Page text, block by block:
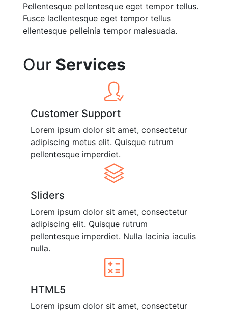
Pellentesque pellentesque eget tempor tellus.
Fusce lacllentesque eget tempor tellus
ellentesque pelleinia tempor malesuada.
Our Services
Customer Support
Lorem ipsum dolor sit amet, consectetur
adipiscing metus elit. Quisque rutrum
pellentesque imperdiet.
Sliders
Lorem ipsum dolor sit amet, consectetur
adipiscing elit. Quisque rutrum
pellentesque imperdiet. Nulla lacinia iaculis
nulla.
HTML5
Lorem ipsum dolor sit amet, consectetur